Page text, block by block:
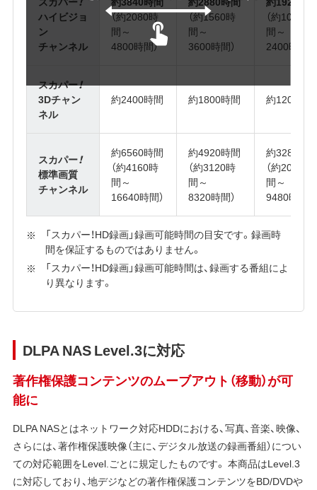
ハイビジョ
ン
チャンネル
（約2080時
間～
4800時間）
（約1560時
間～
3600時間）
（約1040時
間～
2400時間）
スカパー！
3Dチャン
ネル
約2400時間 約1800時間 約1200時
スカパー！
標準画質
チャンネル
約6560時間
（約4160時
間～
16640時間）
約4920時間
（約3120時
間～
8320時間）
約3280時
（約2080時
間～
9480時間）
「スカパー！HD録画」録画可能時間の目安です。録画時
間を保証するものではありません。
「スカパー！HD録画」録画可能時間は、録画する番組によ
り異なります。
DLPA NAS Level.3に対応
著作権保護コンテンツのムーブアウト（移動）が可
能に
DLPA NASとはネットワーク対応HDDにおける、写真、音楽、映像、
さらには、著作権保護映像（主に、デジタル放送の録画番組）につい
ての対応範囲をLevel.ごとに規定したものです。 本商品はLevel.3
に対応しており、地デジなどの著作権保護コンテンツをBD/DVDや